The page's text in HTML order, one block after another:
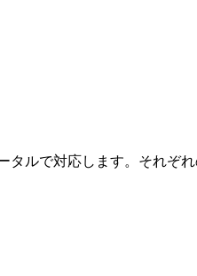
ルで対応します。それぞ